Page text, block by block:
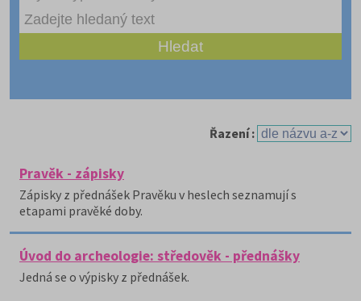
Řazení :
Pravěk - zápisky
Zápisky z přednášek Pravěku v heslech seznamují s
etapami pravěké doby.
Úvod do archeologie: středověk - přednášky
Jedná se o výpisky z přednášek.